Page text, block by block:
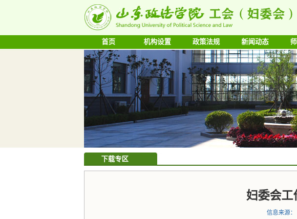
首页 机构设置 政策法规 新闻动态
>
下载专区
妇委会工
信息来源：